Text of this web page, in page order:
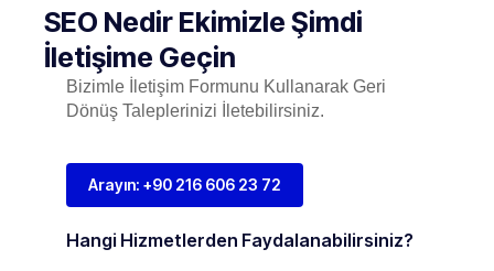
SEO Nedir Ekimizle Şimdi
İletişime Geçin
Bizimle İletişim Formunu Kullanarak Geri
Dönüş Taleplerinizi İletebilirsiniz.
Arayın: +90 216 606 23 72
Hangi Hizmetlerden Faydalanabilirsiniz?